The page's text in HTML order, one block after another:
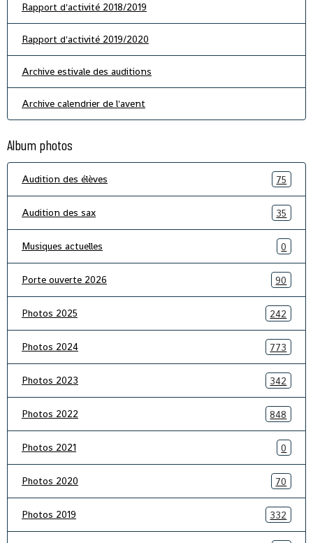
Rapport d'activité 2018/2019
Rapport d'activité 2019/2020
Archive estivale des auditions
Archive calendrier de l'avent
Album photos
Audition des élèves 75
Audition des sax 35
Musiques actuelles 0
Porte ouverte 2026 90
Photos 2025 242
Photos 2024 773
Photos 2023 342
Photos 2022 848
Photos 2021 0
Photos 2020 70
Photos 2019 332